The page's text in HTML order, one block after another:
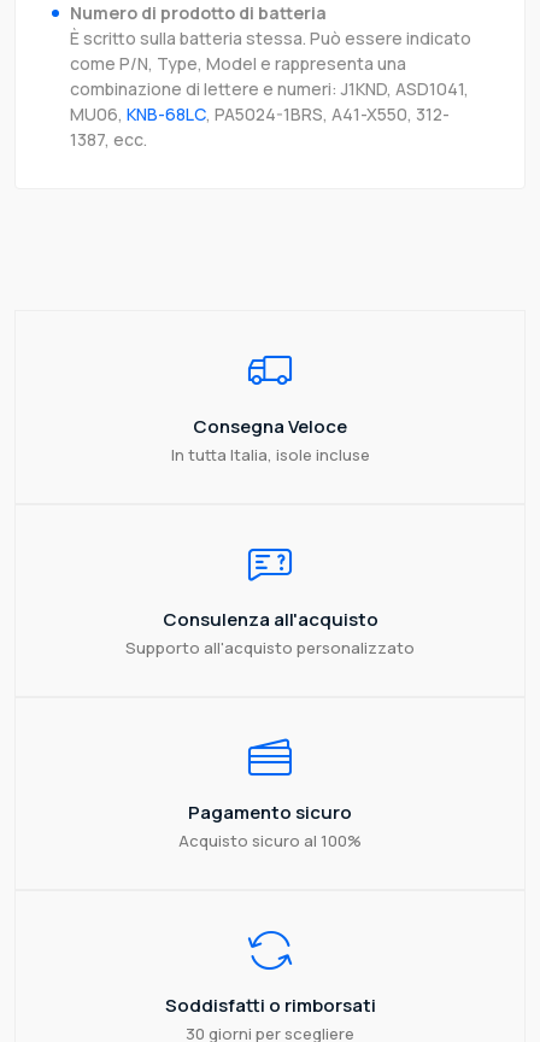
Numero di prodotto di batteria
È scritto sulla batteria stessa. Può essere indicato
come P/N, Type, Model e rappresenta una
combinazione di lettere e numeri: J1KND, ASD1041,
MU06, KNB-68LC, PA5024-1BRS, A41-X550, 312-
1387, ecc.
Consegna Veloce
In tutta Italia, isole incluse
Consulenza all'acquisto
Supporto all'acquisto personalizzato
Pagamento sicuro
Acquisto sicuro al 100%
Soddisfatti o rimborsati
30 giorni per scegliere